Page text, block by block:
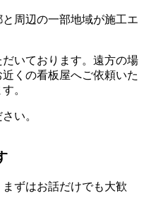
周辺の一部地域が施工エ
いております。遠方の場
くの看板屋へご依頼いた
。
い。
まずはお話だけでも大歓